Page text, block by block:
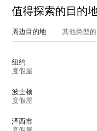
值得探索的目的
周边目的地 其他类型
纽约
度假屋
波士顿
度假屋
泽西市